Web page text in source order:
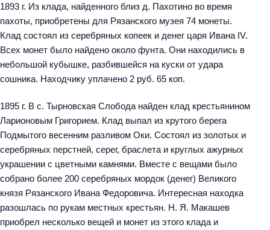
1893 г. Из клада, найденного близ д. Пахотино во время
пахоты, приобретены для Рязанского музея 74 монеты.
Клад состоял из серебряных копеек и денег царя Ивана IV.
Всех монет было найдено около фунта. Они находились в
небольшой кубышке, разбившейся на куски от удара
сошника. Находчику уплачено 2 руб. 65 коп.
1895 г. В с. Тырновская Слобода найден клад крестьянином
Ларионовым Григорием. Клад выпал из крутого берега
Подмытого весенним разливом Оки. Состоял из золотых и
серебряных перстней, серег, браслета и круглых ажурных
украшении с цветными камнями. Вместе с вещами было
собрано более 200 серебряных мордок (денег) Великого
князя Рязанского Ивана Федоровича. Интересная находка
разошлась по рукам местных крестьян. Н. Я. Макашев
приобрел несколько вещей и монет из этого клада и